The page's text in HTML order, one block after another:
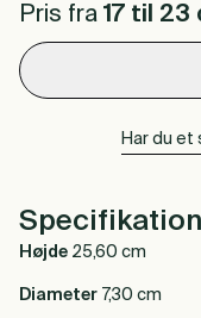
Pris fra 17 til 23
Har du et
Højde 25,60 cm
Diameter 7,30 cm